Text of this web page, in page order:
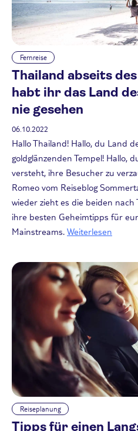
Fernreise
Thailand abseits
habt ihr das Land
nie gesehen
06.10.2022
Hallo Thailand! Hallo, du Land
goldglänzenden Tempel! Hallo,
versteht, ihre Besucher zu
Romeo vom Reiseblog
wieder zieht es die beiden
ihre besten Geheimtipps für
Mainstreams. Weiterlesen
Reiseplanung
Tipps für einen